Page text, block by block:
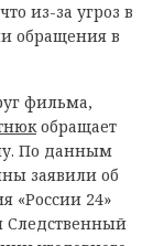
из-за угроз в
обращения в
фильма,
обращает
По данным
заявили об
«России 24»
Следственный